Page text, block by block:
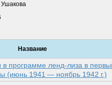
Название
в программе ленд-лиза в
(июнь 1941 — ноябрь 1942 г.)